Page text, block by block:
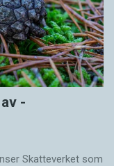
av
Skatte­verket som